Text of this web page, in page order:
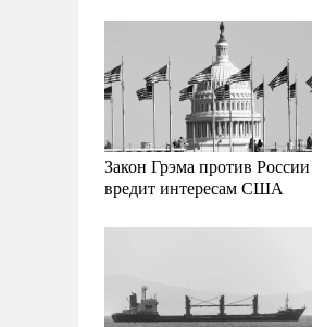
Закон Грэма против России
вредит интересам США